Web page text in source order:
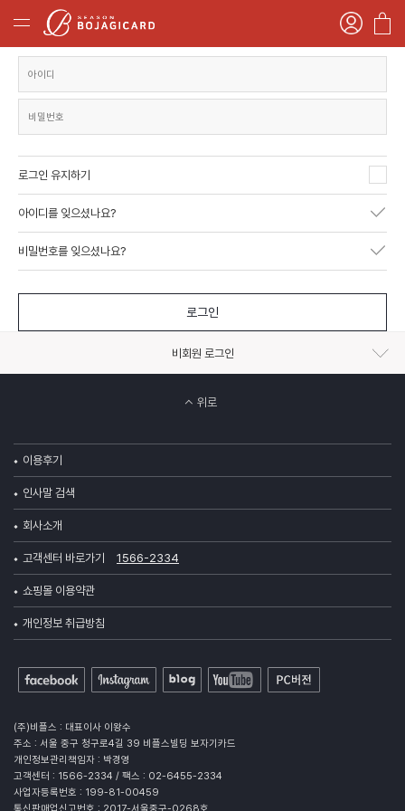
로그인 유지하기
아이디를 잊으셨나요?
비밀번호를 잊으셨나요?
로그인
비회원 로그인
위로
이용후기
인사말 검색
회사소개
고객센터 바로가기 1566-2334
쇼핑몰 이용약관
개인정보 취급방침
(주)비플스 : 대표이사 이왕수
주소 : 서울 중구 청구로4길 39 비플스빌딩 보자기카드
개인정보관리책임자 : 박경영
고객센터 : 1566-2334 / 팩스 : 02-6455-2334
사업자등록번호 : 199-81-00459